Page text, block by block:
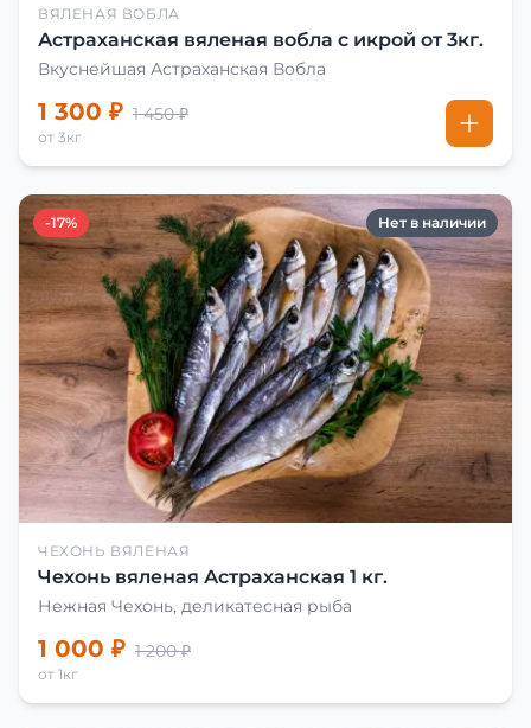
ВЯЛЕНАЯ ВОБЛА
Астраханская вяленая вобла с икрой от 3кг.
Вкуснейшая Астраханская Вобла
1 300 ₽ 1 450 ₽
от 3кг
-17% Нет в наличии
ЧЕХОНЬ ВЯЛЕНАЯ
Чехонь вяленая Астраханская 1 кг.
Нежная Чехонь, деликатесная рыба
1 000 ₽ 1 200 ₽
от 1кг